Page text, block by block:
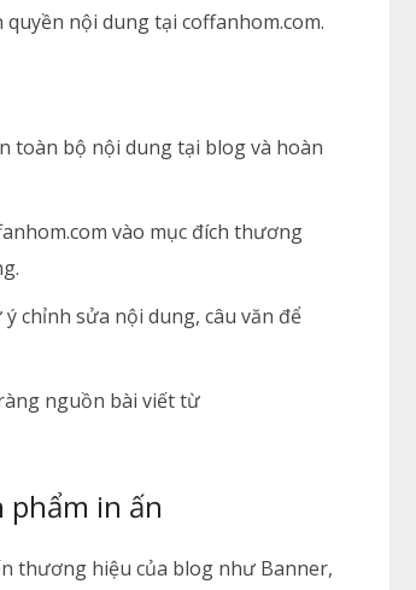
nội dung tại coffanhom.com.
toàn bộ nội dung tại blog và hoàn
vào mục đích thương
chỉnh sửa nội dung, câu văn để
nguồn bài viết từ
in ấn
thương hiệu của blog như Banner,